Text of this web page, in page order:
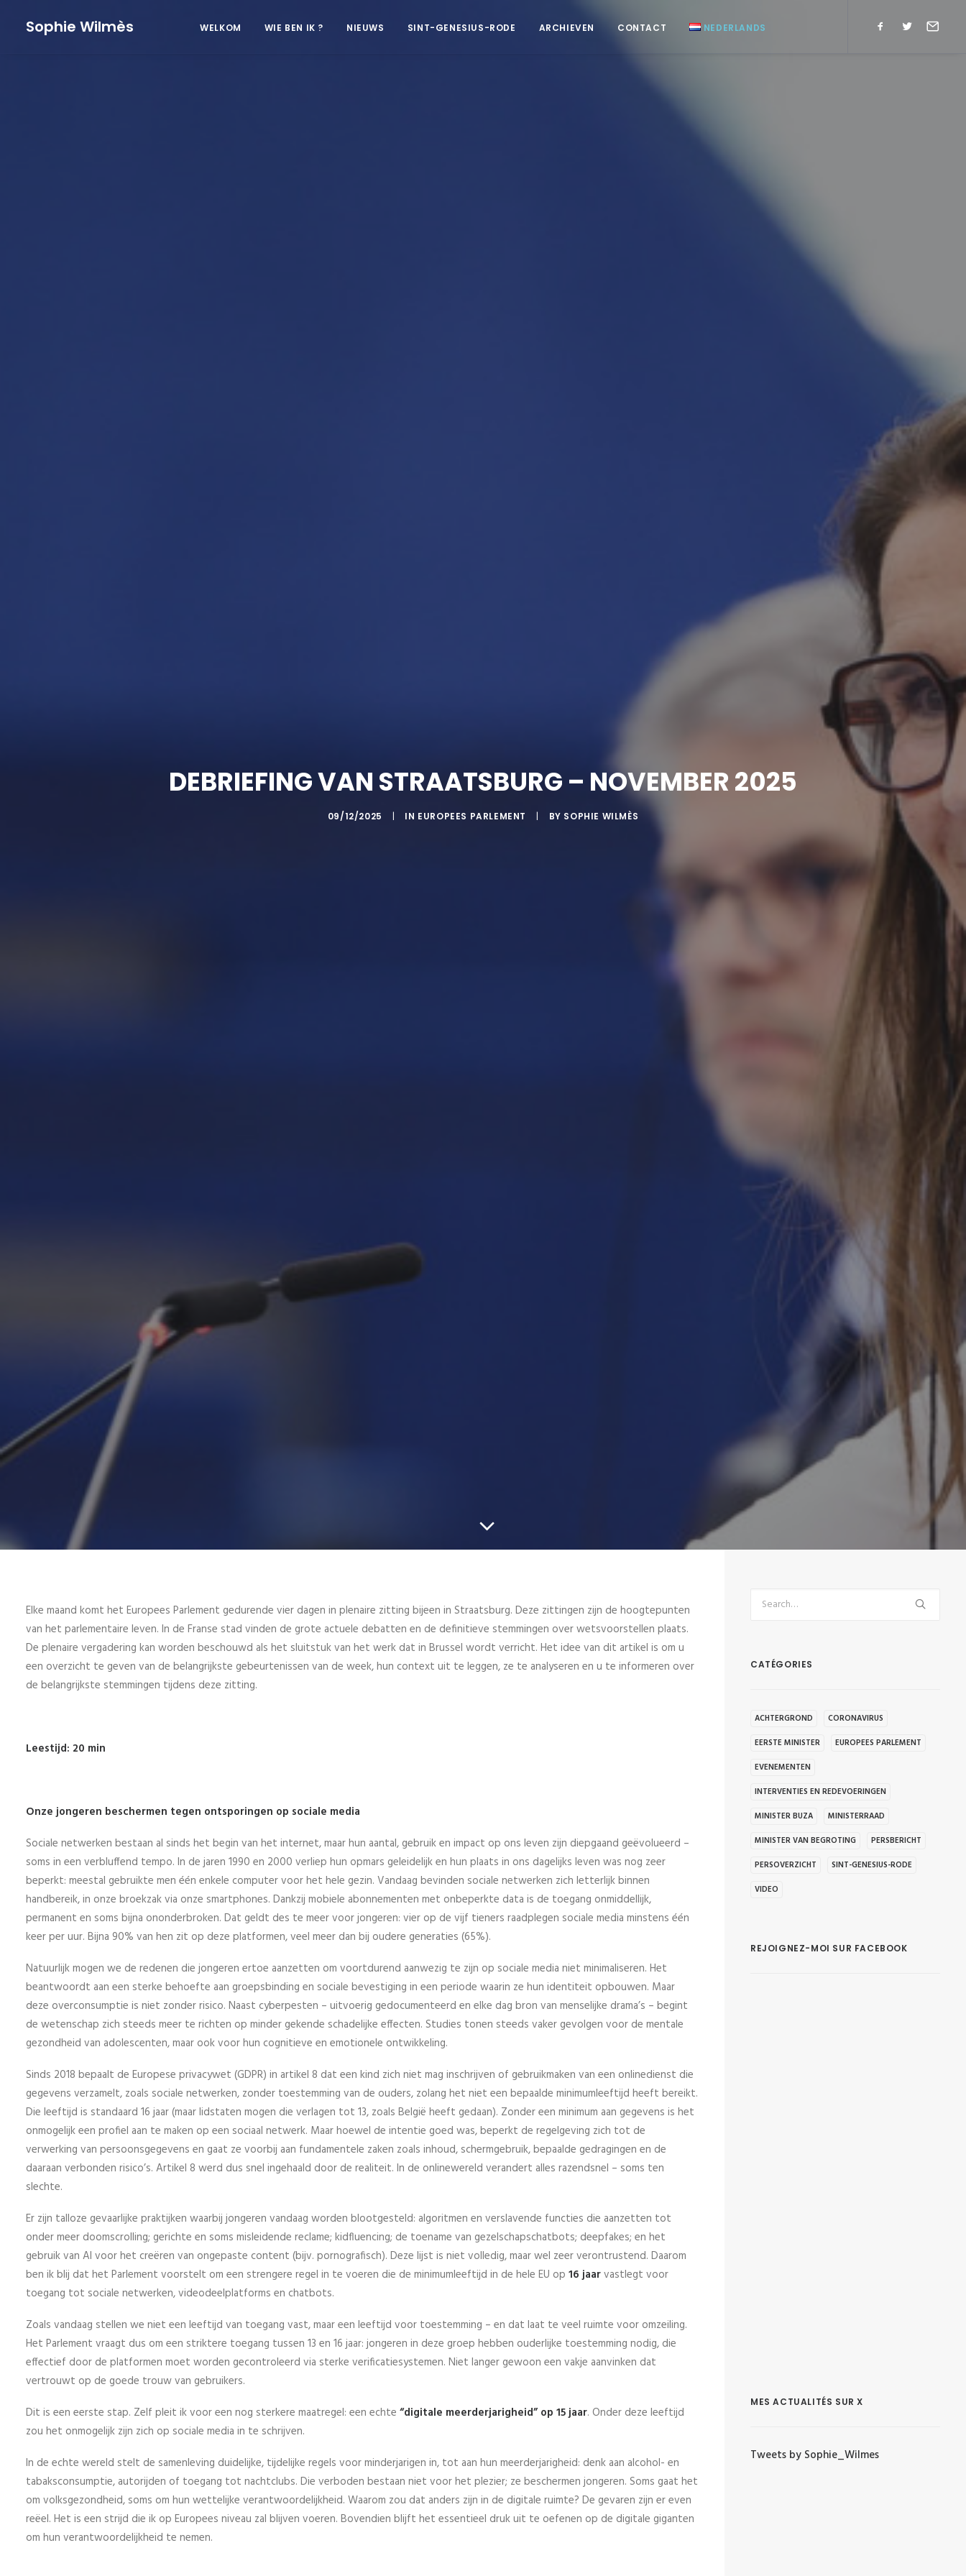
Sophie Wilmès WELKOM WIE BEN IK ? NIEUWS SINT-GENESIUS-RODE ARCHIEVEN CONTACT NEDERLANDS
DEBRIEFING VAN STRAATSBURG – NOVEMBER 2025
09/12/2025 | IN EUROPEES PARLEMENT | BY SOPHIE WILMÈS
Elke maand komt het Europees Parlement gedurende vier dagen in plenaire zitting bijeen in Straatsburg. Deze zittingen zijn de hoogtepunten
van het parlementaire leven. In de Franse stad vinden de grote actuele debatten en de definitieve stemmingen over wetsvoorstellen plaats.
De plenaire vergadering kan worden beschouwd als het sluitstuk van het werk dat in Brussel wordt verricht. Het idee van dit artikel is om u
een overzicht te geven van de belangrijkste gebeurtenissen van de week, hun context uit te leggen, ze te analyseren en u te informeren over
de belangrijkste stemmingen tijdens deze zitting.
Leestijd: 20 min
Onze jongeren beschermen tegen ontsporingen op sociale media
Sociale netwerken bestaan al sinds het begin van het internet, maar hun aantal, gebruik en impact op ons leven zijn diepgaand geëvolueerd –
soms in een verbluffend tempo. In de jaren 1990 en 2000 verliep hun opmars geleidelijk en hun plaats in ons dagelijks leven was nog zeer
beperkt: meestal gebruikte men één enkele computer voor het hele gezin. Vandaag bevinden sociale netwerken zich letterlijk binnen
handbereik, in onze broekzak via onze smartphones. Dankzij mobiele abonnementen met onbeperkte data is de toegang onmiddellijk,
permanent en soms bijna ononderbroken. Dat geldt des te meer voor jongeren: vier op de vijf tieners raadplegen sociale media minstens één
keer per uur. Bijna 90% van hen zit op deze platformen, veel meer dan bij oudere generaties (65%).
Natuurlijk mogen we de redenen die jongeren ertoe aanzetten om voortdurend aanwezig te zijn op sociale media niet minimaliseren. Het
beantwoordt aan een sterke behoefte aan groepsbinding en sociale bevestiging in een periode waarin ze hun identiteit opbouwen. Maar
deze overconsumptie is niet zonder risico. Naast cyberpesten – uitvoerig gedocumenteerd en elke dag bron van menselijke drama’s – begint
de wetenschap zich steeds meer te richten op minder gekende schadelijke effecten. Studies tonen steeds vaker gevolgen voor de mentale
gezondheid van adolescenten, maar ook voor hun cognitieve en emotionele ontwikkeling.
Sinds 2018 bepaalt de Europese privacywet (GDPR) in artikel 8 dat een kind zich niet mag inschrijven of gebruikmaken van een onlinedienst die
gegevens verzamelt, zoals sociale netwerken, zonder toestemming van de ouders, zolang het niet een bepaalde minimumleeftijd heeft bereikt.
Die leeftijd is standaard 16 jaar (maar lidstaten mogen die verlagen tot 13, zoals België heeft gedaan). Zonder een minimum aan gegevens is het
onmogelijk een profiel aan te maken op een sociaal netwerk. Maar hoewel de intentie goed was, beperkt de regelgeving zich tot de
verwerking van persoonsgegevens en gaat ze voorbij aan fundamentele zaken zoals inhoud, schermgebruik, bepaalde gedragingen en de
daaraan verbonden risico’s. Artikel 8 werd dus snel ingehaald door de realiteit. In de onlinewereld verandert alles razendsnel – soms ten
slechte.
Er zijn talloze gevaarlijke praktijken waarbij jongeren vandaag worden blootgesteld: algoritmen en verslavende functies die aanzetten tot
onder meer doomscrolling; gerichte en soms misleidende reclame; kidfluencing; de toename van gezelschapschatbots; deepfakes; en het
gebruik van AI voor het creëren van ongepaste content (bijv. pornografisch). Deze lijst is niet volledig, maar wel zeer verontrustend. Daarom
ben ik blij dat het Parlement voorstelt om een strengere regel in te voeren die de minimumleeftijd in de hele EU op 16 jaarvastlegt voor
toegang tot sociale netwerken, videodeelplatforms en chatbots.
Zoals vandaag stellen we niet een leeftijd van toegang vast, maar een leeftijd voor toestemming – en dat laat te veel ruimte voor omzeiling.
Het Parlement vraagt dus om een striktere toegang tussen 13 en 16 jaar: jongeren in deze groep hebben ouderlijke toestemming nodig, die
effectief door de platformen moet worden gecontroleerd via sterke verificatiesystemen. Niet langer gewoon een vakje aanvinken dat
vertrouwt op de goede trouw van gebruikers.
Dit is een eerste stap. Zelf pleit ik voor een nog sterkere maatregel: een echte “digitale meerderjarigheid” op 15 jaar. Onder deze leeftijd
zou het onmogelijk zijn zich op sociale media in te schrijven.
In de echte wereld stelt de samenleving duidelijke, tijdelijke regels voor minderjarigen in, tot aan hun meerderjarigheid: denk aan alcohol- en
tabaksconsumptie, autorijden of toegang tot nachtclubs. Die verboden bestaan niet voor het plezier; ze beschermen jongeren. Soms gaat het
om volksgezondheid, soms om hun wettelijke verantwoordelijkheid. Waarom zou dat anders zijn in de digitale ruimte? De gevaren zijn er even
reëel. Het is een strijd die ik op Europees niveau zal blijven voeren. Bovendien blijft het essentieel druk uit te oefenen op de digitale giganten
om hun verantwoordelijkheid te nemen.
CATÉGORIES
ACHTERGROND
CORONAVIRUS
EERSTE MINISTER
EUROPEES PARLEMENT
EVENEMENTEN
INTERVENTIES EN REDEVOERINGEN
MINISTER BUZA
MINISTERRAAD
MINISTER VAN BEGROTING
PERSBERICHT
PERSOVERZICHT
SINT-GENESIUS-RODE
VIDEO
REJOIGNEZ-MOI SUR FACEBOOK
MES ACTUALITÉS SUR X
Tweets by Sophie_Wilmes